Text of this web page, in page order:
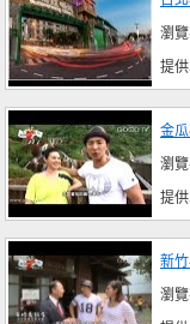
瀏
提供
金
瀏
提供
新
瀏